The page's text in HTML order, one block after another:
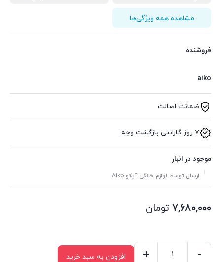
مشاهده همه ویژگی‌ها
فروشنده
aiko
ضمانت اصالت
۷ روز گارانتی بازگشت وجه
موجود در انبار
ارسال توسط لوازم خانگی آیکو Aiko
۷,۶۸۰,۰۰۰ تومان
-
+ افزودن به سبد خرید